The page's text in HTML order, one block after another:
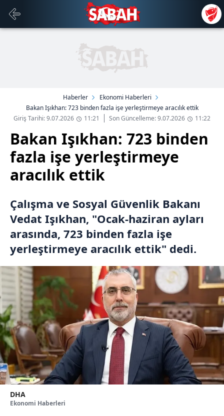
Haberler
Ekonomi Haberleri
Bakan Işıkhan: 723 binden fazla işe yerleştirmeye aracılık ettik
Giriş Tarihi: 9.07.2026
11:21 Son Güncelleme: 9.07.2026 11:22
Bakan Işıkhan: 723 binden
fazla işe yerleştirmeye
aracılık ettik
Çalışma ve Sosyal Güvenlik Bakanı
Vedat Işıkhan, "Ocak-haziran ayları
arasında, 723 binden fazla işe
yerleştirmeye aracılık ettik" dedi.
DHA
Ekonomi Haberleri